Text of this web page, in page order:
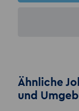
Ähnliche
und